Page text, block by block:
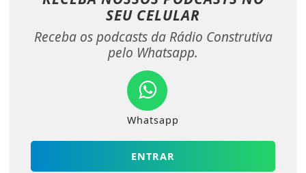
SEU CELULAR
Receba os podcasts da Rádio Construtiva
pelo Whatsapp.
Whatsapp
ENTRAR